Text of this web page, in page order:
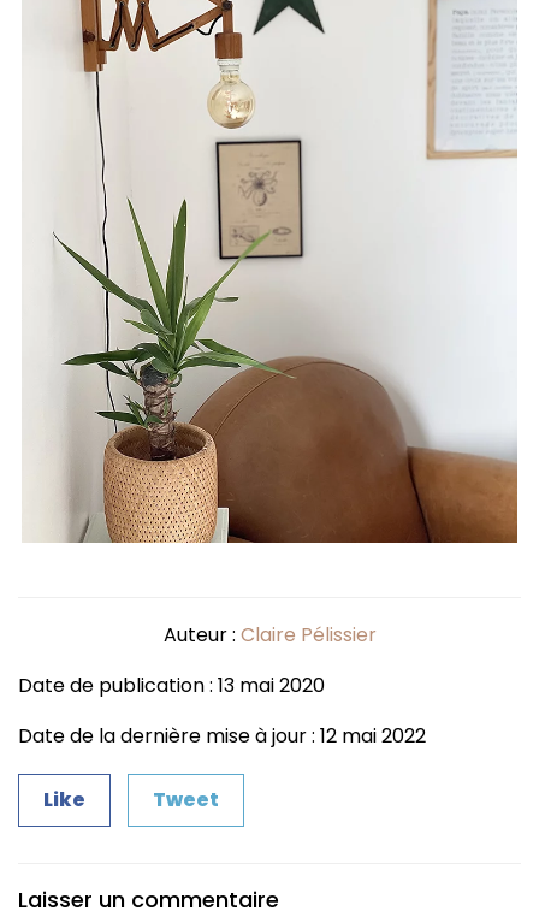
Auteur : Claire Pélissier
Date de publication : 13 mai 2020
Date de la dernière mise à jour : 12 mai 2022
Like Tweet
Laisser un commentaire